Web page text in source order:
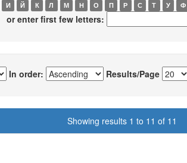
И Й К Л М Н О П Р С Т У Ф
or enter first few letters:
In order: Results/Page
Showing results 1 to 11 of 11